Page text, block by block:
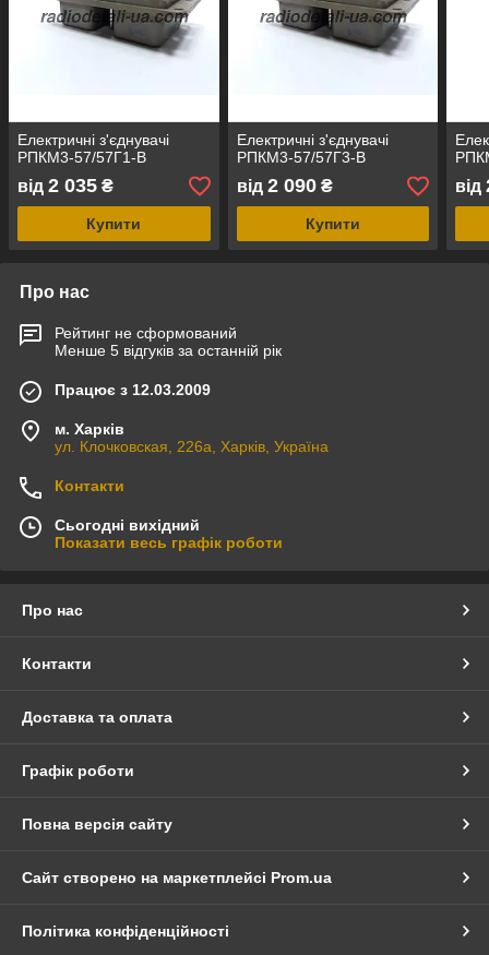
Електричні з'єднувачі
РПКМ3-57/57Г1-В
від 2 035 ₴
Купити
Електричні з'єднувачі
РПКМ3-57/57Г3-В
від 2 090₴
Купити
від
Про нас
Рейтинг не сформований
Менше 5 відгуків за останній рік
Працює з 12.03.2009
м. Харків
ул. Клочковская, 226а, Харків, Україна
Контакти
Сьогодні вихідний
Показати весь графік роботи
Про нас
Контакти
Доставка та оплата
Графік роботи
Повна версія сайту
Сайт створено на маркетплейсі Prom.ua
Політика конфіденційності